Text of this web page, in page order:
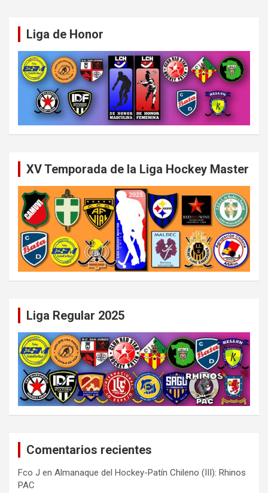
Liga de Honor
XV Temporada de la Liga Hockey Master
Liga Regular 2025
Comentarios recientes
Fco J en Almanaque del Hockey-Patín Chileno (III): Rhinos
PAC